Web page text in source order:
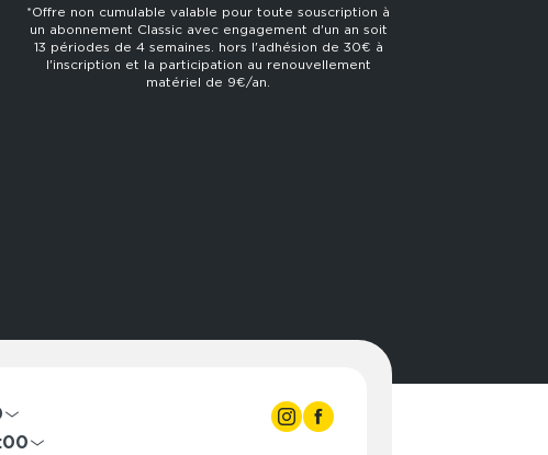
*Offre non cumulable valable pour toute souscription à
un abonnement Classic avec engagement d'un an soit
13 périodes de 4 semaines. hors l'adhésion de 30€ à
l'inscription et la participation au renouvellement
matériel de 9€/an.
- 23:00